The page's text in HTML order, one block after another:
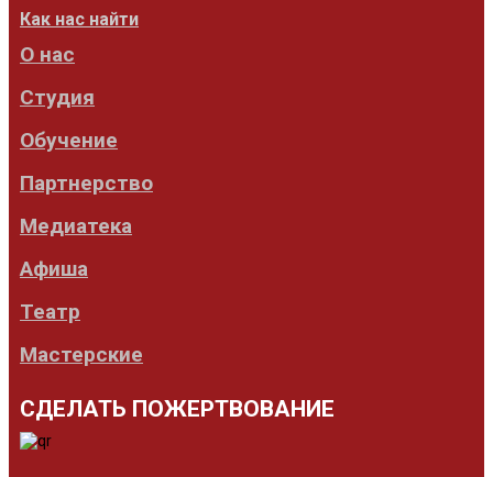
Как нас найти
О нас
Студия
Обучение
Партнерство
Медиатека
Афиша
Театр
Мастерские
СДЕЛАТЬ ПОЖЕРТВОВАНИЕ